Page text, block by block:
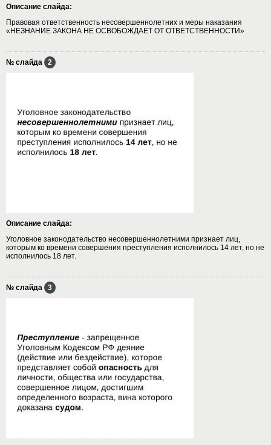
Описание слайда:
Правовая ответственность несовершеннолетних и меры наказания
«НЕЗНАНИЕ ЗАКОНА НЕ ОСВОБОЖДАЕТ ОТ ОТВЕТСТВЕННОСТИ»
№ слайда 2
Описание слайда:
Уголовное законодательство несовершеннолетними признает лиц,
которым ко времени совершения преступления исполнилось 14 лет, но не
исполнилось 18 лет.
№ слайда 3